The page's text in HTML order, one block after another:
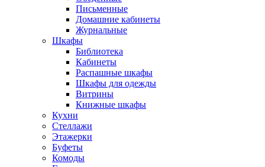
Письменные
Домашние кабинеты
Журнальные
Шкафы
Библиотека
Кабинеты
Распашные шкафы
Шкафы для одежды
Витрины
Книжные шкафы
Кухни
Стеллажи
Этажерки
Буфеты
Комоды